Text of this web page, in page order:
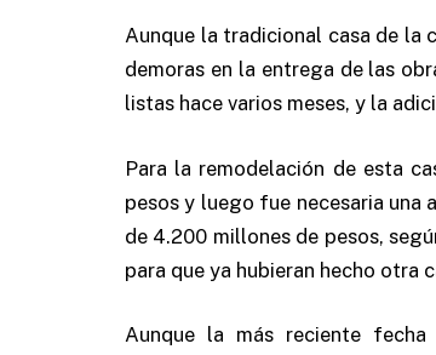
Aunque la tradicional casa de la
demoras en la entrega de las
listas hace varios meses, y la
Para la remodelación de esta
pesos y luego fue necesaria una
de 4.200 millones de pesos,
para que ya hubieran hecho otra
Aunque la más reciente